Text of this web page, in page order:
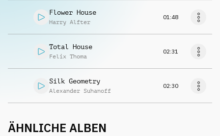
Flower House
Harry Alfter
01:48
Total House
Felix Thoma
02:31
Silk Geometry
Alexander Suhanoff
02:30
ÄHNLICHE ALBEN